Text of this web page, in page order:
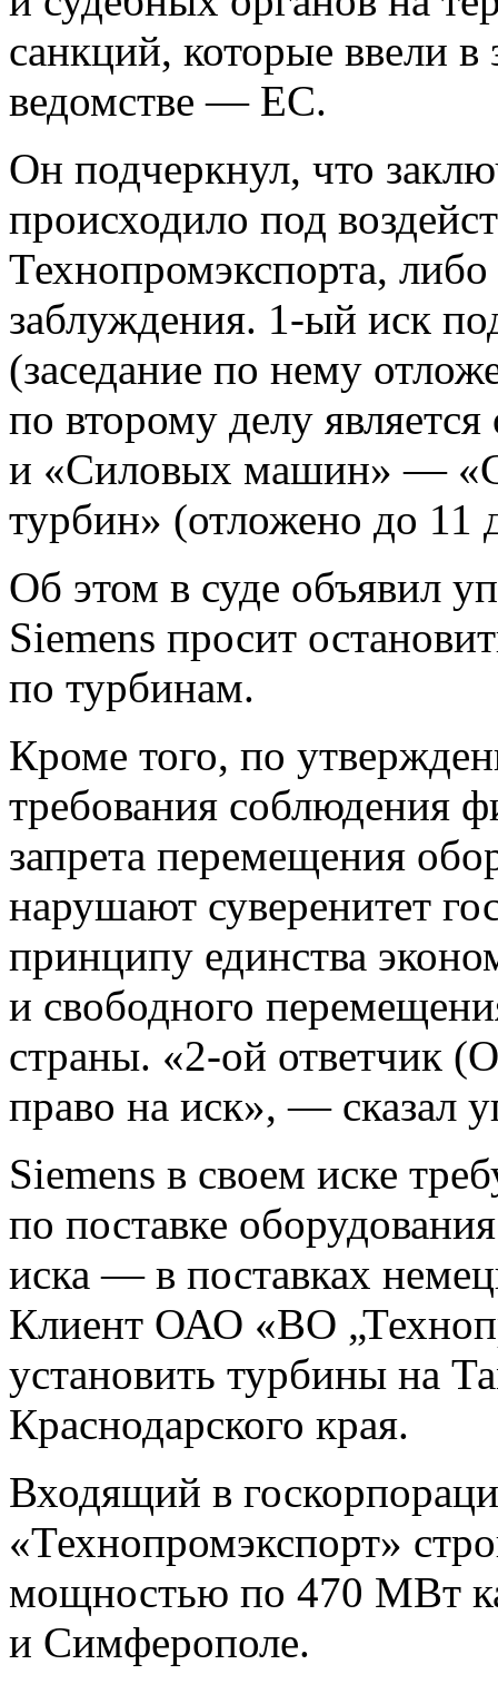
санкций, которые ввели
ведомстве — ЕС.
Он подчеркнул, что
происходило под
Технопромэкспорта,
заблуждения. 1-ый иск
(заседание по нему
по второму делу
и «Силовых машин» —
турбин» (отложено до 11
Об этом в суде объявил
Siemens просит
по турбинам‍.
Кроме того, по
требования соблюдения
запрета перемещения
нарушают суверенитет
принципу единства
и свободного
страны. «2-ой ответчик
право на иск», — сказал
Siemens в своем иске
по поставке
иска — в поставках
Клиент ОАО «ВО
установить турбины на
Краснодарского края.
Входящий в
«Технопромэкспорт»
мощностью по 470 МВт
и Симферополе.